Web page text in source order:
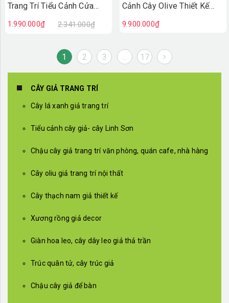
Trang Trí Tiểu Cảnh Cửa
BC242
1.990.000₫ 2.341.000₫
Cảnh Cây Olive Thiết Kế
Đại (145x115x215cm)-
9.900.000₫
1 2 3 17
CÂY GIẢ TRANG TRÍ
Cây lá xanh giả trang trí
Tiểu cảnh cây giả- cây Linh Sơn
Chậu cây giả trang trí văn phòng, quán cafe, nhà hàng
Cây oliu giả trang trí nội thất
Cây thạch nam giả thiết kế
Xương rồng giả decor
Giàn hoa leo, cây dây leo giả thả trần
Trúc quân tử, cây trúc giả
Chậu cây giả để bàn